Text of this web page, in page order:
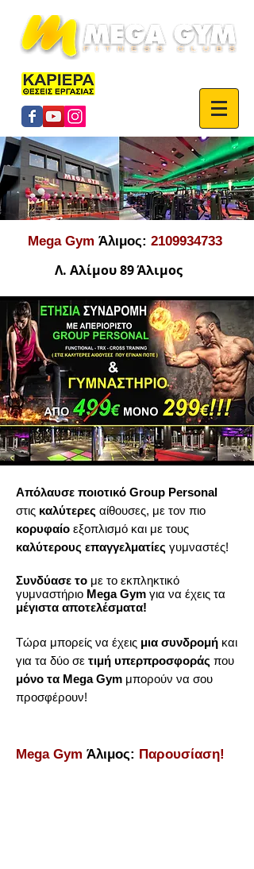
Mega Gym Άλιμος: 2109934733
Λ. Αλίμου 89 Άλιμος
Απόλαυσε ποιοτικό Group Personal
στις καλύτερες αίθουσες, με τον πιο
κορυφαίο εξοπλισμό και με τους
καλύτερους επαγγελματίες γυμναστές!
Συνδύασε το με το εκπληκτικό
γυμναστήριο Mega Gym για να έχεις τα
μέγιστα αποτελέσματα!
Τώρα μπορείς να έχεις μια συνδρομή και
για τα δύο σε τιμή υπερπροσφοράς που
μόνο τα Mega Gym μπορούν να σου
προσφέρουν!
Mega Gym Άλιμος: Παρουσίαση!